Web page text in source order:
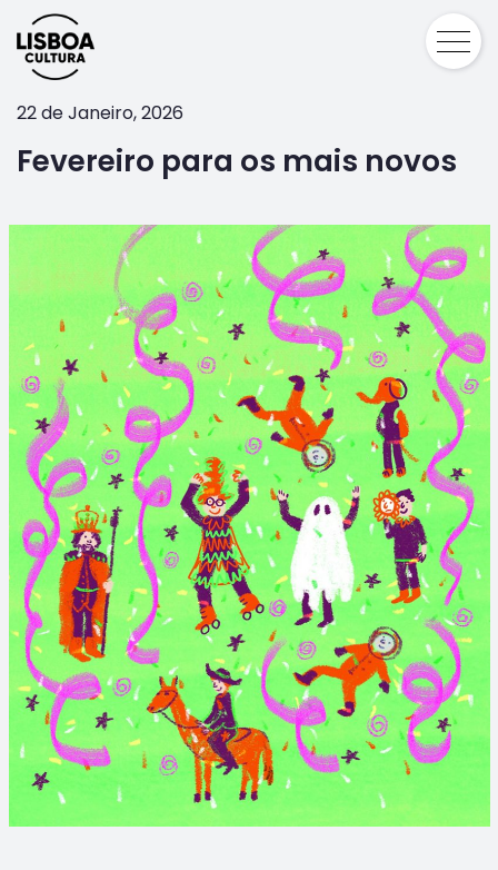
22 de Janeiro, 2026
Fevereiro para os mais novos